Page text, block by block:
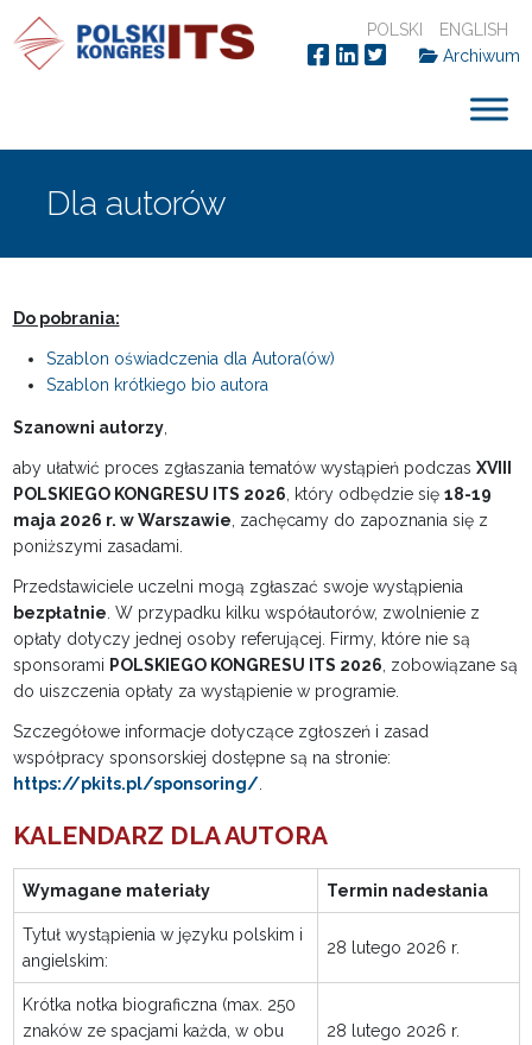
POLSKI
ENGLISH
Archiwum
Dla autorów
Do pobrania:
Szablon oświadczenia dla Autora(ów)
Szablon krótkiego bio autora
Szanowni autorzy,
aby ułatwić proces zgłaszania tematów wystąpień podczas XVIII
POLSKIEGO KONGRESU ITS 2026 , który odbędzie się 18-19
maja 2026 r. w Warszawie , zachęcamy do zapoznania się z
poniższymi zasadami.
Przedstawiciele uczelni mogą zgłaszać swoje wystąpienia
bezpłatnie . W przypadku kilku współautorów, zwolnienie z
opłaty dotyczy jednej osoby referującej. Firmy, które nie są
sponsorami POLSKIEGO KONGRESU ITS 2026 , zobowiązane są
do uiszczenia opłaty za wystąpienie w programie.
Szczegółowe informacje dotyczące zgłoszeń i zasad
współpracy sponsorskiej dostępne są na stronie:
https://pkits.pl/sponsoring/.
KALENDARZ DLA AUTORA
Wymagane materiały Termin nadesłania
Tytuł wystąpienia w języku polskim i
angielskim:
28 lutego 2026 r.
Krótka notka biograficzna (max. 250
znaków ze spacjami każda, w obu
28 lutego 2026 r.